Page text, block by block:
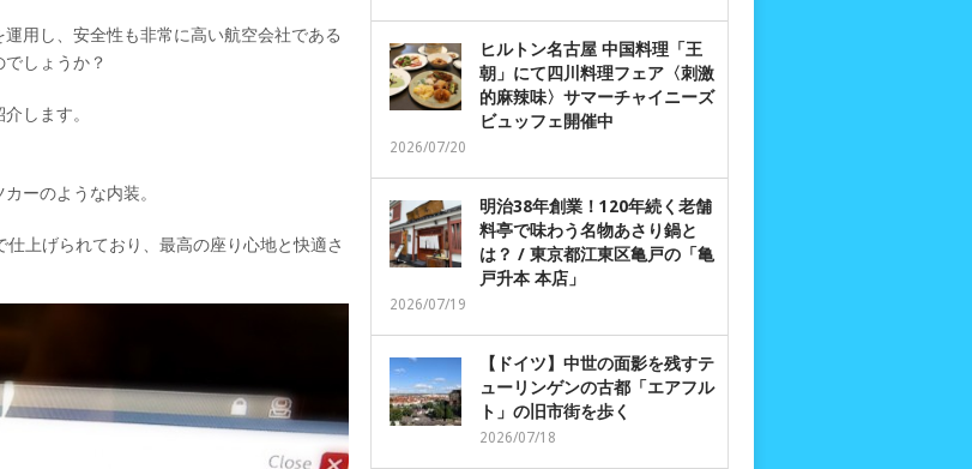
用し、安全性も非常に高い航空会社である
しょうか？
します。
ーのような内装。
上げられており、最高の座り心地と快適さ
ヒルトン名古屋 中国料理「王
朝」にて四川料理フェア〈刺激
的麻辣味〉サマーチャイニーズ
ビュッフェ開催中
2026/07/20
明治38年創業！120年続く老舗
料亭で味わう名物あさり鍋と
は？ / 東京都江東区亀戸の「亀
戸升本 本店」
2026/07/19
【ドイツ】中世の面影を残すテ
ューリンゲンの古都「エアフル
ト」の旧市街を歩く
2026/07/18